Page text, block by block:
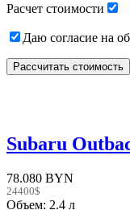
Расчет стоимости
Даю согласие на
Subaru
78.080 BYN
24400$
Объем: 2.4 л